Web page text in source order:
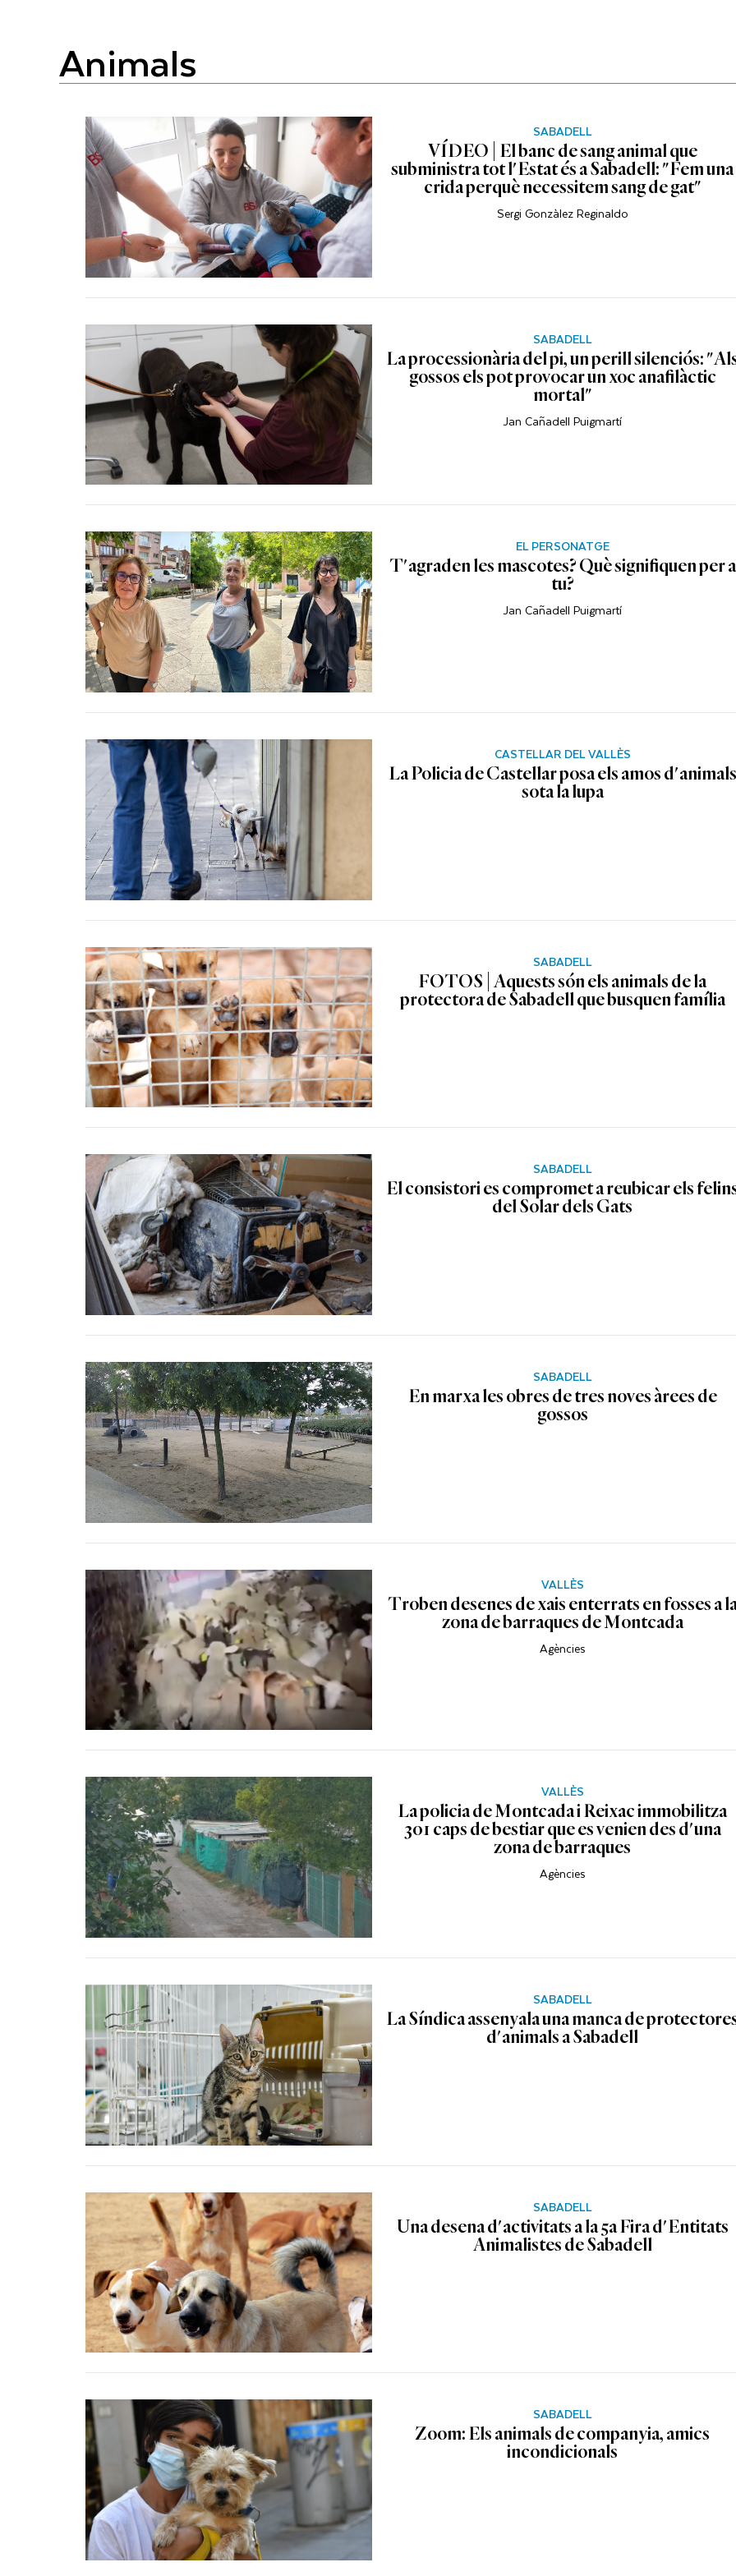
animals
SABADELL
VÍDEO | El banc de sang animal que
subministra tot l'Estat és a Sabadell: "Fem una
crida perquè necessitem sang de gat"
Sergi Gonzàlez Reginaldo
SABADELL
La processionària del pi, un perill silenciós:
gossos els pot provocar un xoc anafilàctic
mortal"
Jan Cañadell Puigmartí
EL PERSONATGE
T'agraden les mascotes? Què signifiquen per a
tu?
Jan Cañadell Puigmartí
CASTELLAR DEL VALLÈS
La Policia de Castellar posa els amos d'animals
sota la lupa
SABADELL
FOTOS | Aquests són els animals de la
protectora de Sabadell que busquen família
SABADELL
El consistori es compromet a reubicar els
del Solar dels Gats
SABADELL
En marxa les obres de tres noves àrees de
gossos
VALLÈS
Troben desenes de xais enterrats en fosses a
zona de barraques de Montcada
Agències
VALLÈS
La policia de Montcada i Reixac immobilitza
301 caps de bestiar que es venien des d'una
zona de barraques
Agències
SABADELL
La Síndica assenyala una manca de
d'animals a Sabadell
SABADELL
Una desena d'activitats a la 5a Fira d'Entitats
Animalistes de Sabadell
SABADELL
Zoom: Els animals de companyia, amics
incondicionals